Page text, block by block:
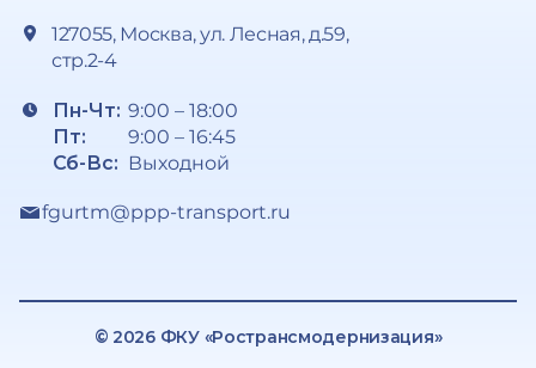
127055, Москва, ул. Лесная, д.59,
стр.2-4
Пн-Чт:
Пт:
Сб-Вс:
9:00 – 18:00
9:00 – 16:45
Выходной
fgurtm@ppp-transport.ru
© 2026 ФКУ «Ространсмодернизация»